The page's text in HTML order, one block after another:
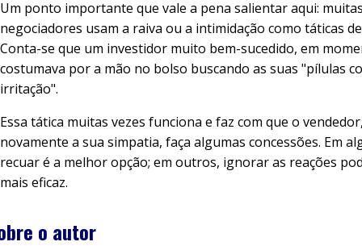
Um ponto importante que vale a pena salientar aqui:
negociadores usam a raiva ou a intimidação como táticas
Conta-se que um investidor muito bem-sucedido, em
costumava por a mão no bolso buscando as suas "pílulas
irritação".
Essa tática muitas vezes funciona e faz com que o
novamente a sua simpatia, faça algumas concessões. Em
recuar é a melhor opção; em outros, ignorar as reações
mais eficaz.
o autor